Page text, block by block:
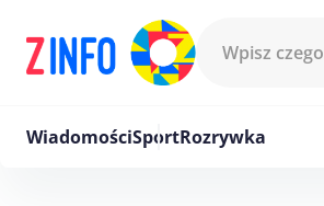
WiadomościSportRozrywka